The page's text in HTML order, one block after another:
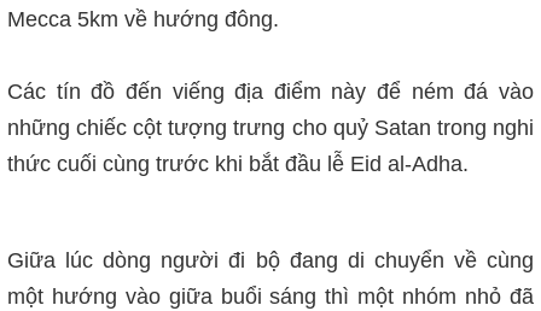
Mecca 5km về hướng đông.
Các tín đồ đến viếng địa điểm này để ném đá vào
những chiếc cột tượng trưng cho quỷ Satan trong nghi
thức cuối cùng trước khi bắt đầu lễ Eid al-Adha.
Giữa lúc dòng người đi bộ đang di chuyển về cùng
một hướng vào giữa buổi sáng thì một nhóm nhỏ đã